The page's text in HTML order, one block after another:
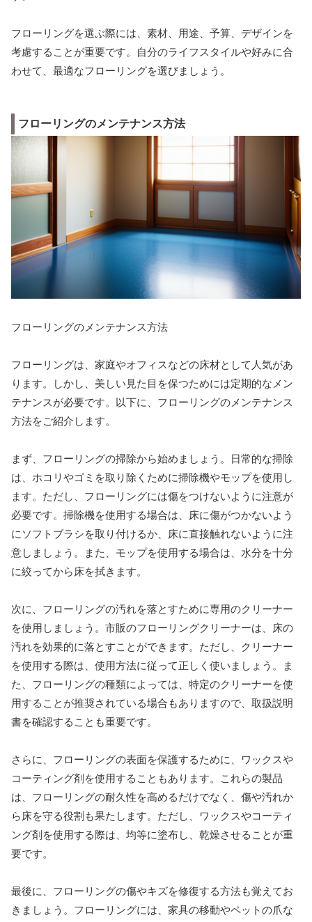
フローリングを選ぶ際には、素材、用途、予算、デザインを
考慮することが重要です。自分のライフスタイルや好みに合
わせて、最適なフローリングを選びましょう。
フローリングのメンテナンス方法
フローリングのメンテナンス方法
フローリングは、家庭やオフィスなどの床材として人気があ
ります。しかし、美しい見た目を保つためには定期的なメン
テナンスが必要です。以下に、フローリングのメンテナンス
方法をご紹介します。
まず、フローリングの掃除から始めましょう。日常的な掃除
は、ホコリやゴミを取り除くために掃除機やモップを使用し
ます。ただし、フローリングには傷をつけないように注意が
必要です。掃除機を使用する場合は、床に傷がつかないよう
にソフトブラシを取り付けるか、床に直接触れないように注
意しましょう。また、モップを使用する場合は、水分を十分
に絞ってから床を拭きます。
次に、フローリングの汚れを落とすために専用のクリーナー
を使用しましょう。市販のフローリングクリーナーは、床の
汚れを効果的に落とすことができます。ただし、クリーナー
を使用する際は、使用方法に従って正しく使いましょう。ま
た、フローリングの種類によっては、特定のクリーナーを使
用することが推奨されている場合もありますので、取扱説明
書を確認することも重要です。
さらに、フローリングの表面を保護するために、ワックスや
コーティング剤を使用することもあります。これらの製品
は、フローリングの耐久性を高めるだけでなく、傷や汚れか
ら床を守る役割も果たします。ただし、ワックスやコーティ
ング剤を使用する際は、均等に塗布し、乾燥させることが重
要です。
最後に、フローリングの傷やキズを修復する方法も覚えてお
きましょう。フローリングには、家具の移動やペットの爪な